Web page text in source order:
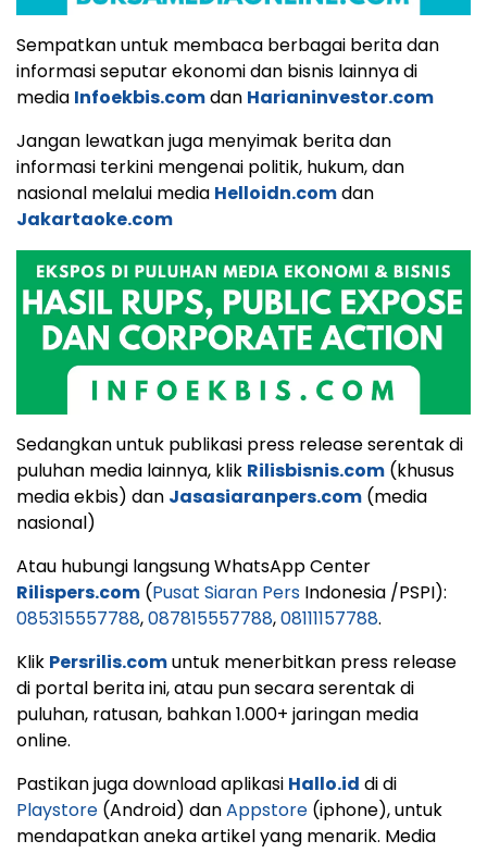
Sempatkan untuk membaca berbagai berita dan
informasi seputar ekonomi dan bisnis lainnya di
media Infoekbis.comdan Harianinvestor.com
Jangan lewatkan juga menyimak berita dan
informasi terkini mengenai politik, hukum, dan
nasional melalui media Helloidn.comdan
Jakartaoke.com
Sedangkan untuk publikasi press release serentak di
puluhan media lainnya, klik Rilisbisnis.com (khusus
media ekbis) dan Jasasiaranpers.com (media
nasional)
Atau hubungi langsung WhatsApp Center
Rilispers.com (Pusat Siaran Pers Indonesia /PSPI):
085315557788,087815557788,08111157788.
Klik Persrilis.comuntuk menerbitkan press release
di portal berita ini, atau pun secara serentak di
puluhan, ratusan, bahkan 1.000+ jaringan media
online.
Pastikan juga download aplikasi Hallo.id di di
Playstore (Android) danAppstore (iphone), untuk
mendapatkan aneka artikel yang menarik. Media